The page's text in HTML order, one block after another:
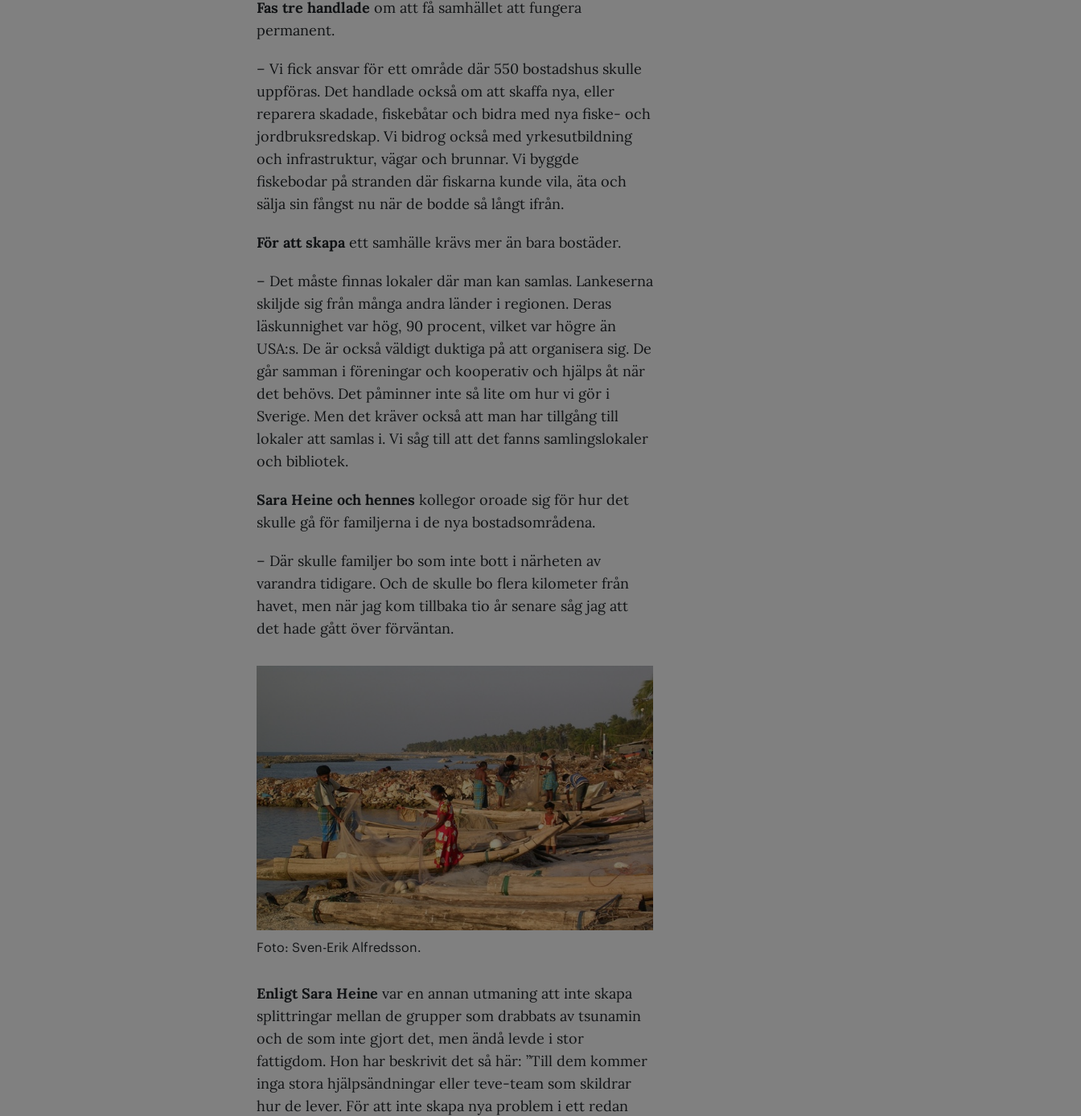
Fas tre handlade om att få samhället att fungera
permanent.
– Vi fick ansvar för ett område där 550 bostadshus skulle
uppföras. Det handlade också om att skaffa nya, eller
reparera skadade, fiskebåtar och bidra med nya fiske- och
jordbruksredskap. Vi bidrog också med yrkesutbildning
och infrastruktur, vägar och brunnar. Vi byggde
fiskebodar på stranden där fiskarna kunde vila, äta och
sälja sin fångst nu när de bodde så långt ifrån.
För att skapa ett samhälle krävs mer än bara bostäder.
– Det måste finnas lokaler där man kan samlas. Lankeserna
skiljde sig från många andra länder i regionen. Deras
läskunnighet var hög, 90 procent, vilket var högre än
USA:s. De är också väldigt duktiga på att organisera sig. De
går samman i föreningar och kooperativ och hjälps åt när
det behövs. Det påminner inte så lite om hur vi gör i
Sverige. Men det kräver också att man har tillgång till
lokaler att samlas i. Vi såg till att det fanns samlingslokaler
och bibliotek.
Sara Heine och hennes kollegor oroade sig för hur det
skulle gå för familjerna i de nya bostadsområdena.
– Där skulle familjer bo som inte bott i närheten av
varandra tidigare. Och de skulle bo flera kilometer från
havet, men när jag kom tillbaka tio år senare såg jag att
det hade gått över förväntan.
Foto: Sven-Erik Alfredsson.
Enligt Sara Heine var en annan utmaning att inte skapa
splittringar mellan de grupper som drabbats av tsunamin
och de som inte gjort det, men ändå levde i stor
fattigdom. Hon har beskrivit det så här: ”Till dem kommer
inga stora hjälpsändningar eller teve-team som skildrar
hur de lever. För att inte skapa nya problem i ett redan